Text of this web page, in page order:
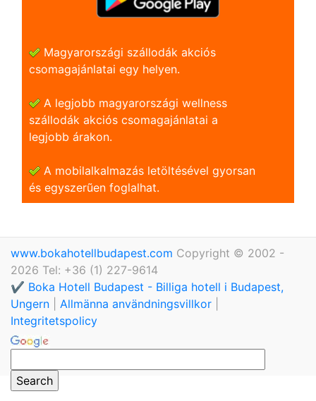
Magyarországi szállodák akciós
csomagajánlatai egy helyen.
A legjobb magyarországi wellness
szállodák akciós csomagajánlatai a
legjobb árakon.
A mobilalkalmazás letöltésével gyorsan
és egyszerũen foglalhat.
www.bokahotellbudapest.com Copyright © 2002 -
2026 Tel: +36 (1) 227-9614
✔️ Boka Hotell Budapest - Billiga hotell i Budapest,
Ungern
Allmänna användningsvillkor
Integritetspolicy